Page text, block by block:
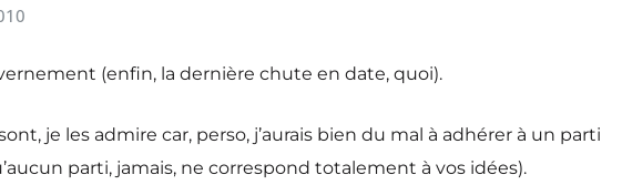
(enfin, la dernière chute en date, quoi).
je les admire car, perso, j’aurais bien du mal à adhérer à un parti
parti, jamais, ne correspond totalement à vos idées).